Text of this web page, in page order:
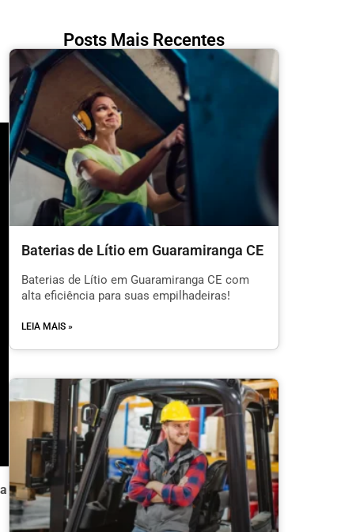
Posts Mais Recentes
Baterias de Lítio em Guaramiranga CE
Baterias de Lítio em Guaramiranga CE com
alta eficiência para suas empilhadeiras!
LEIA MAIS »